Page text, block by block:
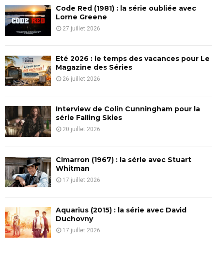
f
o
r
:
C
Code Red (1981) : la série oubliée avec
Lorne Greene
27 juillet 2026
Eté 2026 : le temps des vacances pour Le
Magazine des Séries
26 juillet 2026
Interview de Colin Cunningham pour la
série Falling Skies
20 juillet 2026
Cimarron (1967) : la série avec Stuart
Whitman
17 juillet 2026
Aquarius (2015) : la série avec David
Duchovny
17 juillet 2026